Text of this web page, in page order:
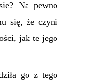
Na pewno
się, że czyni
jak te jego
go z tego